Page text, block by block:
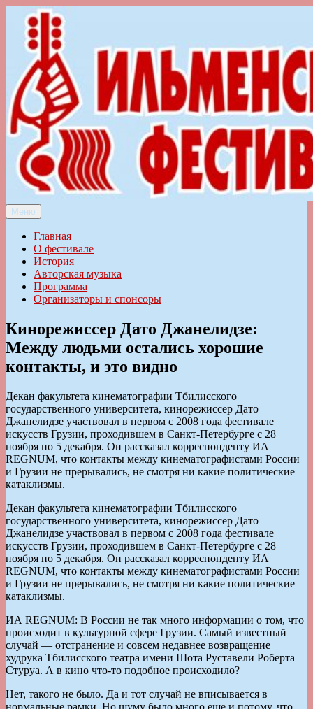
Перейти
содержимому
Ильменский фестиваль авторской песни
Меню
Главная
О фестивале
История
Авторская музыка
Программа
Организаторы и спонсоры
Кинорежиссер Дато Джанелидзе:
Между людьми остались хорошие
контакты, и это видно
Декан факультета кинематографии Тбилисского
государственного университета, кинорежиссер Дато
Джанелидзе участвовал в первом с 2008 года фестивале
искусств Грузии, проходившем в Санкт-Петербурге с 28
ноября по 5 декабря. Он рассказал корреспонденту ИА
REGNUM, что контакты между кинематографистами России
и Грузии не прерывались, не смотря ни какие политические
катаклизмы.
Декан факультета кинематографии Тбилисского
государственного университета, кинорежиссер Дато
Джанелидзе участвовал в первом с 2008 года фестивале
искусств Грузии, проходившем в Санкт-Петербурге с 28
ноября по 5 декабря. Он рассказал корреспонденту ИА
REGNUM, что контакты между кинематографистами России
и Грузии не прерывались, не смотря ни какие политические
катаклизмы.
ИА REGNUM: В России не так много информации о том, что
происходит в культурной сфере Грузии. Самый известный
случай — отстранение и совсем недавнее возвращение
худрука Тбилисского театра имени Шота Руставели Роберта
Стуруа. А в кино что-то подобное происходило?
Нет, такого не было. Да и тот случай не вписывается в
нормальные рамки. Но шуму было много еще и потому, что